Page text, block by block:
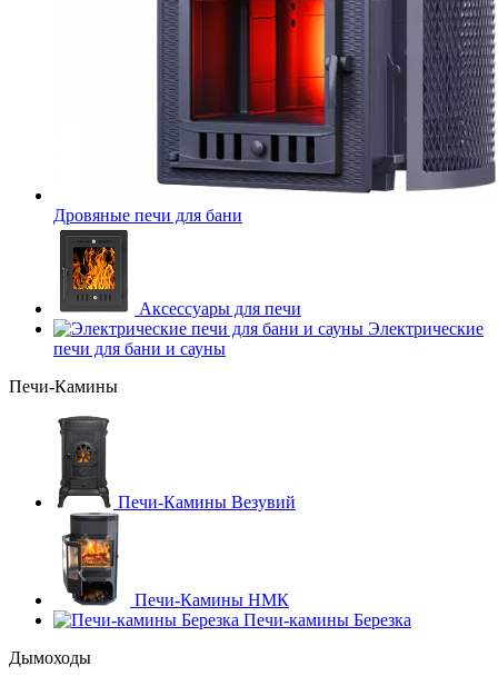
Дровяные печи для бани
Аксессуары для печи
Электрические
печи для бани и сауны
Печи-Камины
Печи-Камины Везувий
Печи-Камины НМК
Печи-камины Березка
Дымоходы